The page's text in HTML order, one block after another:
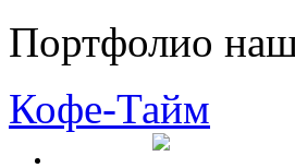
Портфолио
Кофе-Тайм